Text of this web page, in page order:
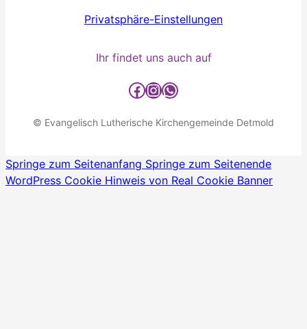
Privatsphäre-Einstellungen
Ihr findet uns auch auf
detmold-lutherisch auf Facebook
detmold-lutherisch auf Instagram
detmold-lutherisch auf WhatsApp
© Evangelisch Lutherische Kirchengemeinde Detmold
Springe zum Seitenanfang Springe zum Seitenende
WordPress Cookie Hinweis von Real Cookie Banner